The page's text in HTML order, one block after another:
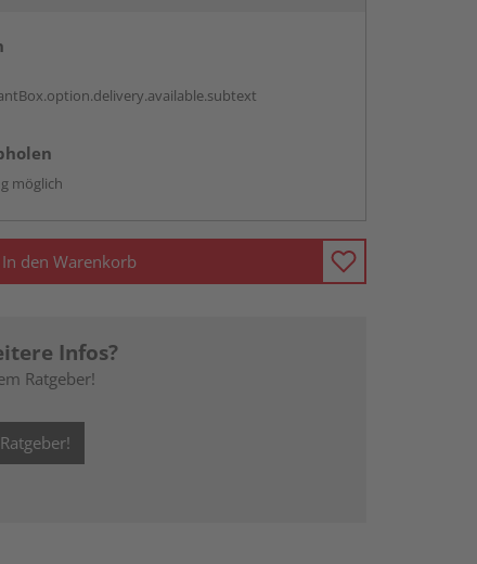
möglich
In den Warenkorb
Infos?
Ratgeber!